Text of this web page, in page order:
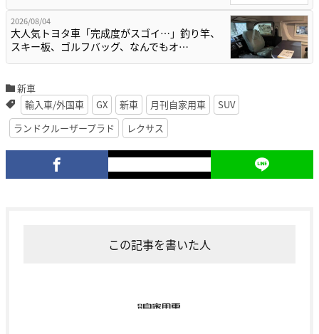
2026/08/04
大人気トヨタ車「完成度がスゴイ…」釣り竿、
スキー板、ゴルフバッグ、なんでもオ…
新車
輸入車/外国車
GX 新車 月刊自家用車
SUV
ランドクルーザープラド
レクサス
この記事を書いた人